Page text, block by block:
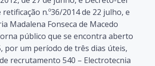
n.º36/2014 de 22 julho, e
Madalena Fonseca de Macedo
público que se encontra aberto
por um período de três dias úteis,
recrutamento 540 – Electrotecnia